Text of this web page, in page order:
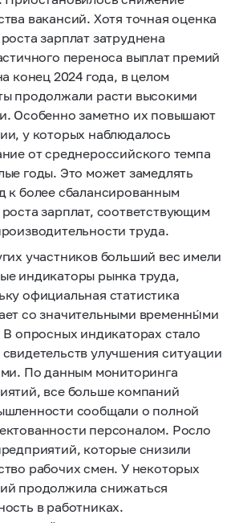
вакансий. Хотя точная оценка
зарплат затруднена
переноса выплат премий
конец 2024 года, в целом
продолжали расти высокими
Особенно заметно их повышают
у которых наблюдалось
от среднероссийского темпа
годы. Это может замедлять
кболее сбалансированным
зарплат, соответствующим
труда.
участников больший вес имели
индикаторы рынка труда,
официальная статистика
со значительными временны́ми
В опросных индикаторах стало
улучшения ситуации
По данным мониторинга
все больше компаний
сообщали о полной
персоналом. Росло
которые снизили
рабочих смен. У некоторых
продолжила снижаться
в работниках.